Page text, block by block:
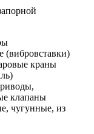
(вибровставки)
краны
клапаны
чугунные, из